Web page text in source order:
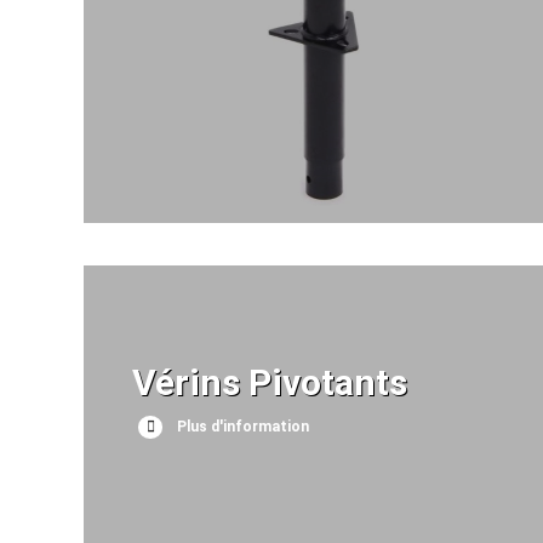
Vérins Pivotants
Plus d'information
Plus d'information